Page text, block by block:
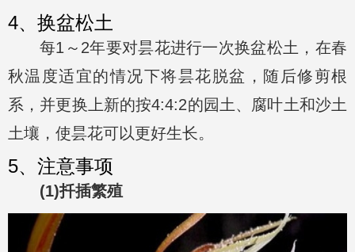
4、换盆松土
每1～2年要对昙花进行一次换盆松土，在春
秋温度适宜的情况下将昙花脱盆，随后修剪根
系，并更换上新的按4:4:2的园土、腐叶土和沙土
土壤，使昙花可以更好生长。
5、注意事项
(1)扦插繁殖